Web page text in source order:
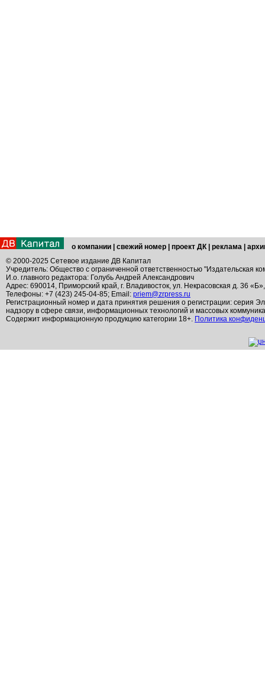
о компании свежий номер проект ДК реклама
© 2000-2025 Сетевое издание ДВ Капитал
Учредитель: Общество с ограниченной ответственностью "Издательская
И.о. главного редактора: Голубь Андрей Александрович
Адрес: 690014, Приморский край, г. Владивосток, ул. Некрасовская д. 36
Телефоны: +7 (423) 245-04-85; Email: priem@zrpress.ru
Регистрационный номер и дата принятия решения о регистрации: серия
надзору в сфере связи, информационных технологий и массовых
Содержит информационную продукцию категории 18+. Политика